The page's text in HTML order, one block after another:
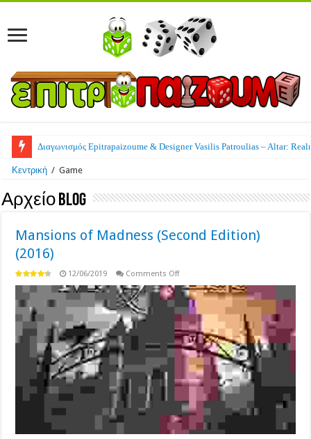
Διαγωνισμός Epitrapaizoume & Designer Vasilis Patroulias – Altar:
Κεντρική / Game
Αρχείο Blog
Mansions of Madness (Second Edition)
(2016)
12/06/2019 Comments Offon
of
Madness
(Second
(2016)